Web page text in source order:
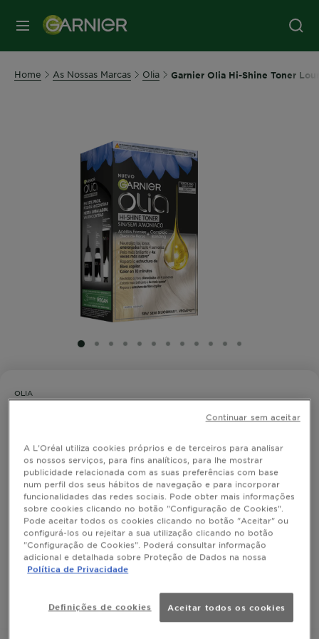
MENU
Home As Nossas Marcas Olia Garnier Olia Hi-Shine Toner
SLIDE 1
SLIDE 2
SLIDE 3
SLIDE 4
SLIDE 5
SLIDE 6
SLIDE 7
SLIDE 8
SLIDE 9
SLIDE 10
SLIDE 11
SLIDE 12
OLIA
Garnier Olia Hi-Shine Toner Louro
ou Aclarados
Descubra Olia Hi-Shine Toner, o seu aliado perfeito
para neutralizar os tons indesejados em cabelos
descolorados ou aclarados, em apenas 10 minutos. A
sua loção equilibrante, neutraliza instantaneamente os
tons alaranjados e amarelados, graças aos seus
pigmentos frios, deixando um cabelo loiro radiante e
Acabamento excecional através da fórmula com
complexo bonding e óleos florais, sem amoníaco e
sem silicones para um toque natural, que melhora a
MOSTRAR MAIS
TAMANHO 1 KIT
COMPRAR
A L'Oréal utiliza cookies próprios e de terceiros para analisar
os nossos serviços, para fins analíticos, para lhe mostrar
publicidade relacionada com as suas preferências com base
num perfil dos seus hábitos de navegação e para incorporar
funcionalidades das redes sociais. Pode obter mais informações
sobre cookies clicando no botão "Configuração de Cookies".
Pode aceitar todos os cookies clicando no botão "Aceitar" ou
configurá-los ou rejeitar a sua utilização clicando no botão
"Configuração de Cookies". Poderá consultar informação
adicional e detalhada sobre Proteção de Dados na nossa
Política de Privacidade
Definições de cookies Aceitar todos os cookies
Continuar sem aceitar